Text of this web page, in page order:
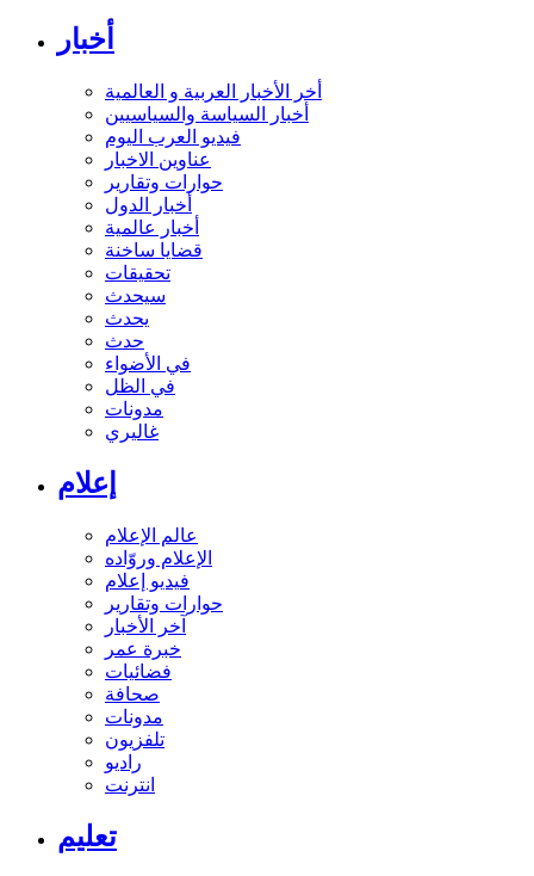
أخبار
أخر الأخبار العربية و العالمية
أخبار السياسة والسياسيين
فيديو العرب اليوم
عناوين الاخبار
حوارات وتقارير
أخبار الدول
أخبار عالمية
قضايا ساخنة
تحقيقات
سيحدث
يحدث
حدث
في الأضواء
في الظل
مدونات
غاليري
إعلام
عالم الإعلام
الإعلام وروّاده
فيديو إعلام
حوارات وتقارير
آخر الأخبار
خبرة عمر
فضائيات
صحافة
مدونات
تلفزيون
راديو
انترنت
تعليم